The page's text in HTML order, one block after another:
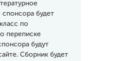
будет
по
переписке
будут
Сборник будет